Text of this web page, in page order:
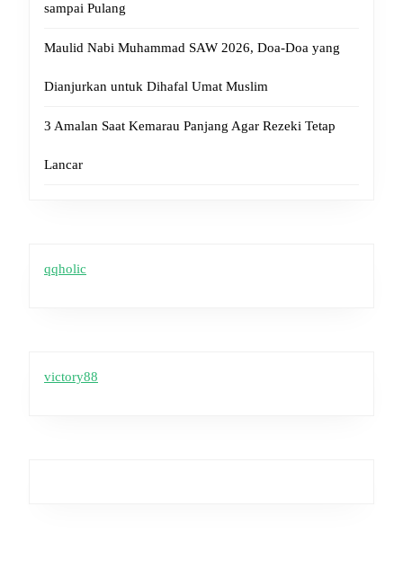
sampai Pulang
Maulid Nabi Muhammad SAW 2026, Doa-Doa yang
Dianjurkan untuk Dihafal Umat Muslim
3 Amalan Saat Kemarau Panjang Agar Rezeki Tetap
Lancar
qqholic
victory88